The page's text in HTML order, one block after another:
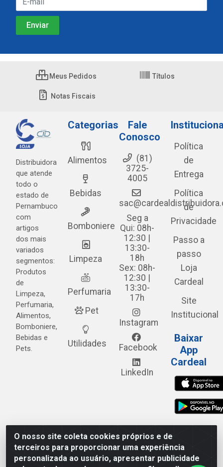
O nosso site coleta cookies próprios e de
terceiros para proporcionar uma experiência
personalizada ao usuário, apresentar publicidade
Meus Pedidos Títulos
Notas Fiscais
Distribuidora
que atende
todo o
estado de
Pernambuco
com
artigos
dos mais
variados
segmentos:
Produtos
de
Limpeza,
Perfumaria,
Alimentos,
Bomboniere,
Bebidas e
Pets.
Categorias
Alimentos
Bebidas
Bomboniere
Limpeza
Perfumaria
Pet
Utilidades
Fale
Conosco
(81)
3725-
4005
Seg a
Qui: 08h-
12:30 |
13:30-
18h
Sex: 08h-
12:30 |
13:30-
17h
Instagram
Facebook
LinkedIn
Política
de
Entrega
Política
de
Privacidade
Passo a
passo
Loja
Cardeal
Site
Institucional
Baixar
App
Cardeal
Cardeal Distribuidora - Estrada Alto do Moura, 582 - Alto
do Moura - Caruaru/PE - CEP 55.040-120 - CNPJ
05.253.499/0001-62